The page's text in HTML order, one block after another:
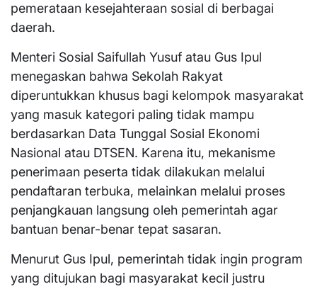
pemerataan kesejahteraan sosial di berbagai
daerah.
Menteri Sosial Saifullah Yusuf atau Gus Ipul
menegaskan bahwa Sekolah Rakyat
diperuntukkan khusus bagi kelompok masyarakat
yang masuk kategori paling tidak mampu
berdasarkan Data Tunggal Sosial Ekonomi
Nasional atau DTSEN. Karena itu, mekanisme
penerimaan peserta tidak dilakukan melalui
pendaftaran terbuka, melainkan melalui proses
penjangkauan langsung oleh pemerintah agar
bantuan benar-benar tepat sasaran.
Menurut Gus Ipul, pemerintah tidak ingin program
yang ditujukan bagi masyarakat kecil justru